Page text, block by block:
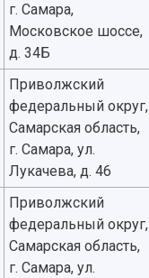
г. Самара,
Московское шоссе,
д. 34Б
Приволжский
федеральный округ,
Самарская область,
г. Самара, ул.
Лукачева, д. 46
Приволжский
федеральный округ,
Самарская область,
г. Самара, ул.